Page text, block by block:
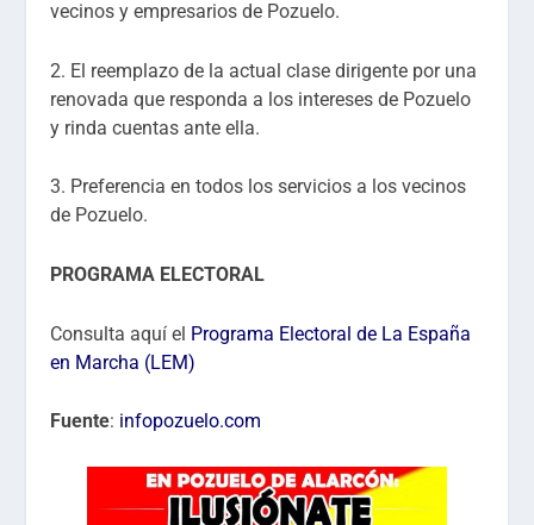
vecinos y empresarios de Pozuelo.
2. El reemplazo de la actual clase dirigente por una
renovada que responda a los intereses de Pozuelo
y rinda cuentas ante ella.
3. Preferencia en todos los servicios a los vecinos
de Pozuelo.
PROGRAMA ELECTORAL
Consulta aquí el Programa Electoral de La España
en Marcha (LEM)
Fuente: infopozuelo.com